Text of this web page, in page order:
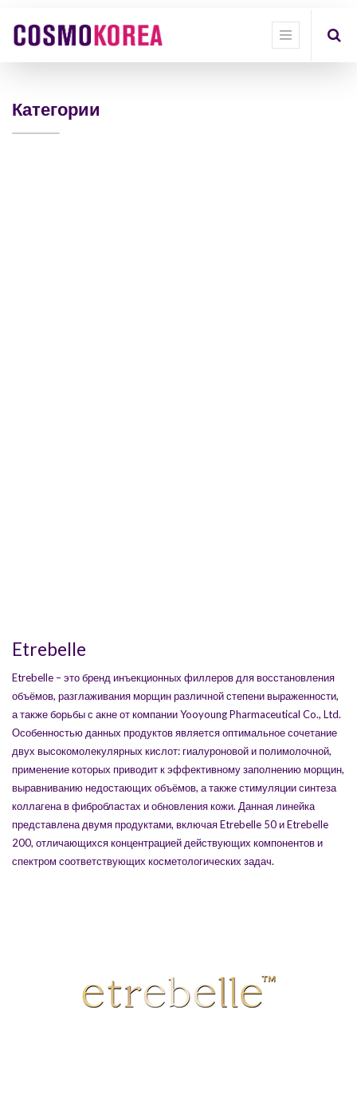
Категории
Etrebelle
Etrebelle – это бренд инъекционных филлеров для восстановления
объёмов, разглаживания морщин различной степени выраженности,
а также борьбы с акне от компании Yooyoung Pharmaceutical Co., Ltd.
Особенностью данных продуктов является оптимальное сочетание
двух высокомолекулярных кислот: гиалуроновой и полимолочной,
применение которых приводит к эффективному заполнению морщин,
выравниванию недостающих объёмов, а также стимуляции синтеза
коллагена в фибробластах и обновления кожи. Данная линейка
представлена двумя продуктами, включая Etrebelle 50 и Etrebelle
200, отличающихся концентрацией действующих компонентов и
спектром соответствующих косметологических задач.
categories
options